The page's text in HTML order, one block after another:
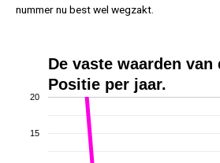
nummer nu best wel wegzakt.
De vaste waarden van
Positie per jaar.
15
20